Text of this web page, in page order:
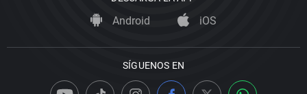
Android iOS
SÍGUENOS EN